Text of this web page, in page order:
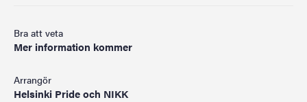
Bra att veta
Mer information kommer
Arrangör
Helsinki Pride och NIKK